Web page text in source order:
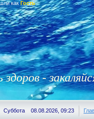
как Гость
-
Суббота 08.08.2026, 09:23